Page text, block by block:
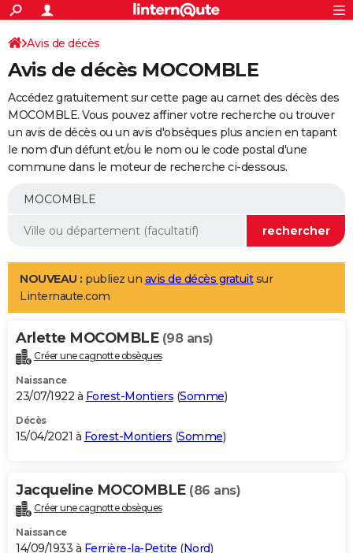
ACTUALITÉS
Politique
Société
Faits Divers
Education
Monde
Villes
+
SPORT
Coupe du monde 2026
Football
Tennis
Cyclisme
Rugby
Forum
Programme TV
TNT
Streaming
Cinéma
Sorties cinéma
Musique
+
FINANCE
Impôts
Immobilier
Risques naturels par ville
Banque
Assurance
Crédit
AUTO
Essais
Réserver un essai
Citadines
Berlines
SUV
Forum auto
+
Mobiles
Meilleur smartphone
Internet
Ordinateurs
Jeux vidéo
Guide high-tech
Aménagement intérieur
LIFESTYLE
Art de vivre
Bien-être
Loisirs
Mode
Modes de vie
Alimentation
Guide de la santé
Maladies
Médicaments
Sommeil
VOYAGE
Destinations
City break
Voyage nature
Voyage de noces
Forum
Climat
+PHOTO
GUIDES D'ACHAT
BONS PLANS
Carte de Noël
Carte Bonne année
Carte Saint-Valentin
Carte Pâques
Carte d'anniversaire
DICTIONNAIRE
Dictionnaire
Biographies
Citations
Expressions
Proverbes
PROGRAMME TV
Avis de décès
Avis de décès MOCOMBLE
Accédez gratuitement sur cette page au carnet des décès des
MOCOMBLE. Vous pouvez affiner votre recherche ou trouver
un avis de décès ou un avis d'obsèques plus ancien en tapant
le nom d'un défunt et/ou le nom ou le code postal d'une
commune dans le moteur de recherche ci-dessous.
NOUVEAU : publiez un avis de décès gratuitsur
Linternaute.com
Arlette MOCOMBLE (98 ans)
Créer une cagnotte obsèques
Naissance
23/07/1922 à Forest-Montiers (Somme)
Décès
15/04/2021 à Forest-Montiers (Somme)
Jacqueline MOCOMBLE (86 ans)
Créer une cagnotte obsèques
Naissance
14/09/1933 à Ferrière-la-Petite (Nord)